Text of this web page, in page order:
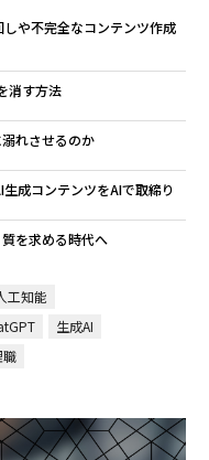
や不完全なコンテンツ作成
消す方法
れさせるのか
成コンテンツをAIで取締り
を求める時代へ
工知能
生成AI
職